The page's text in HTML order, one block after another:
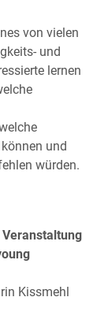
von vielen
und
lernen
und
würden.
Kissmehl